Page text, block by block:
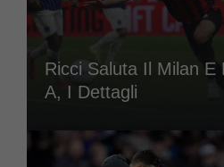
Ricci Saluta Il Milan E
A, I Dettagli